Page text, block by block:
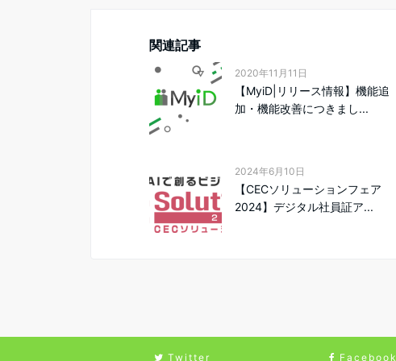
関連記事
2020年11月11日
【MyiD|リリース情報】機能追
加・機能改善につきまし...
2024年6月10日
【CECソリューションフェア
2024】デジタル社員証ア...
Twitter Facebook